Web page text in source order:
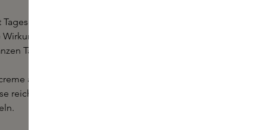
ab. Diese Creme
des Serums zu verstärken.
Tag.
auf. Nach der
reichhaltige Formel wirkt die